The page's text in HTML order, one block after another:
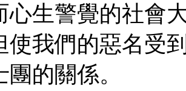
心生警覺的社會
使我們的惡名受
的關係。